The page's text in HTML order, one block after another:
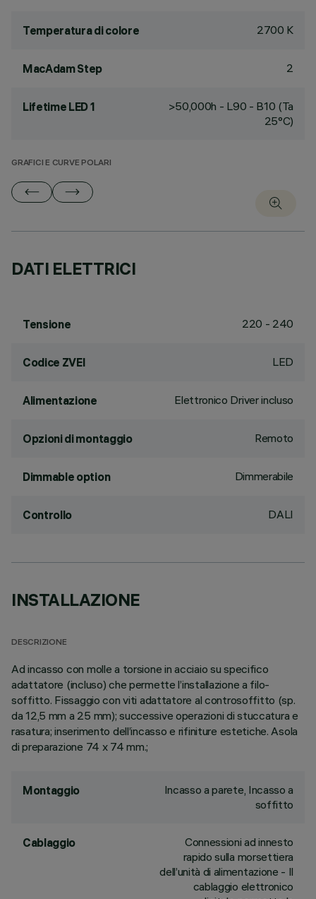
Temperatura di colore 2700 K
MacAdam Step 2
Lifetime LED 1
>50,000h - L90 - B10 (Ta
25°C)
GRAFICI E CURVE POLARI
DATI ELETTRICI
Tensione 220 - 240
Codice ZVEI LED
Alimentazione Elettronico Driver incluso
Opzioni di montaggio Remoto
Dimmable option Dimmerabile
Controllo DALI
INSTALLAZIONE
DESCRIZIONE
Ad incasso con molle a torsione in acciaio su specifico
adattatore (incluso) che permette l’installazione a filo-
soffitto. Fissaggio con viti adattatore al controsoffitto (sp.
da 12,5 mm a 25 mm); successive operazioni di stuccatura e
rasatura; inserimento dell’incasso e rifiniture estetiche. Asola
di preparazione 74 x 74 mm.;
Montaggio
Incasso a parete, Incasso a
soffitto
Cablaggio
Connessioni ad innesto
rapido sulla morsettiera
dell’unità di alimentazione - Il
cablaggio elettronico